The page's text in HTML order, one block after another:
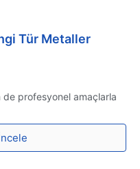
Tür Metaller
profesyonel amaçlarla